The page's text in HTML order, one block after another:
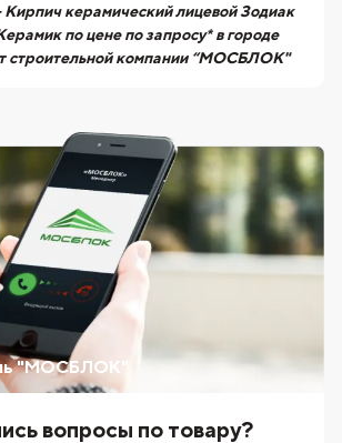
керамический лицевой Зодиак
по цене по запросу* в городе
строительной компании “МОСБЛОК"
"МОСБЛОК"
вопросы по товару?